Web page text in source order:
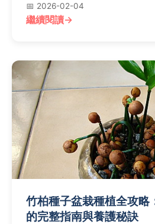
📅 2026-02-04
繼續閱讀
竹柏種子盆栽種植全攻略
的完整指南與養護秘訣